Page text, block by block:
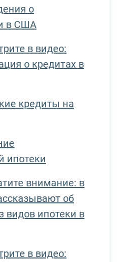
о
в США
в видео:
о кредитах в
кредиты на
ипотеки
внимание: в
об
видов ипотеки в
в видео: